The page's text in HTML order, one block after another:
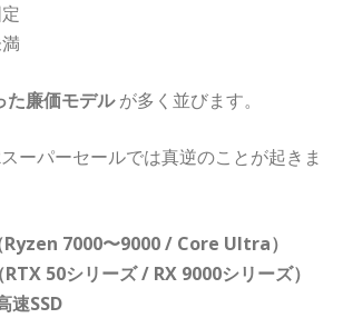
た廉価モデルが多く並びます。
ーパーセールでは真逆のことが起きま
Ryzen 7000〜9000 / Core Ultra）
RTX 50シリーズ / RX 9000シリーズ）
速SSD